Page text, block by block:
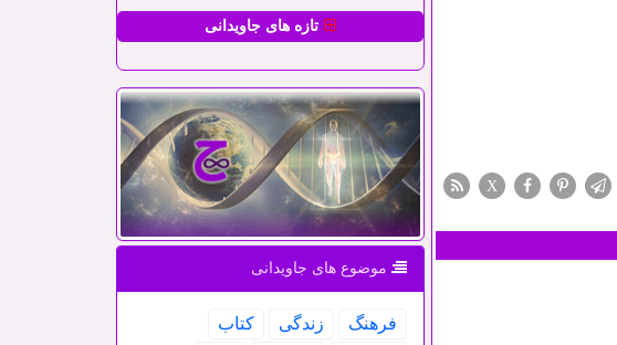
X
تازه های جاویدانی
موضوع های جاویدانی
فرهنگ زندگی
كتاب